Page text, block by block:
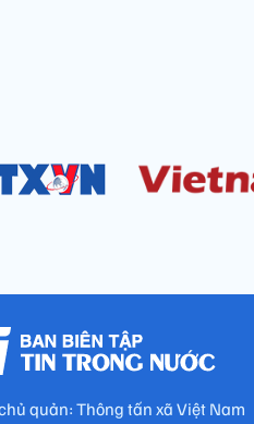
quản: Thông tấn xã Việt Nam